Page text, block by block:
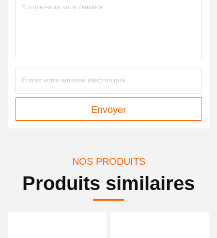
Envoyer
NOS PRODUITS
Produits similaires